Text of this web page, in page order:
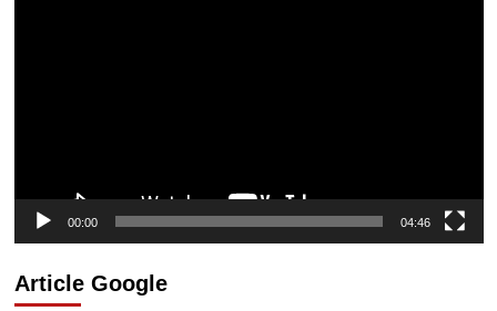
00:00 04:46
Article Google